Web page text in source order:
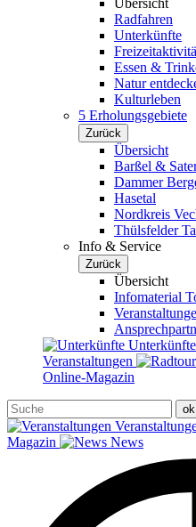
Übersicht
Radfahren
Unterkünfte
Essen &
Natur
Kulturleben
5 Erholungsgebiete
Zurück
Übersicht
Barßel &
Dammer
Hasetal
Nordkreis
Thülsfelder
Info & Service
Zurück
Übersicht
Infomaterial
Unterkünfte
Veranstaltungen
Online-Magazin
Magazin
News